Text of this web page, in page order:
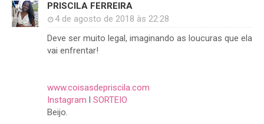
PRISCILA FERREIRA
4 de agosto de 2018 às 22:28
Deve ser muito legal, imaginando as loucuras que ela
vai enfrentar!
www.coisasdepriscila.com
Instagram
SORTEIO
Beijo.